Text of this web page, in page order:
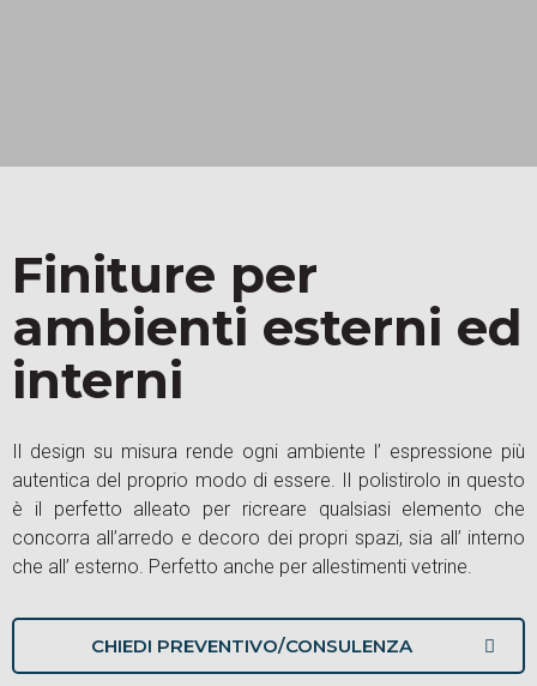
Finiture per
ambienti esterni ed
interni
Il design su misura rende ogni ambiente l’ espressione più
autentica del proprio modo di essere. Il polistirolo in questo
è il perfetto alleato per ricreare qualsiasi elemento che
concorra all’arredo e decoro dei propri spazi, sia all’ interno
che all’ esterno. Perfetto anche per allestimenti vetrine.
CHIEDI PREVENTIVO/CONSULENZA